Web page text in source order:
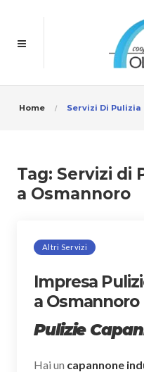
Home Servizi Di
Tag: Servizi di
a Osmannoro
Altri Servizi
Impresa
a Osmannoro
Pulizie
Hai un capannone